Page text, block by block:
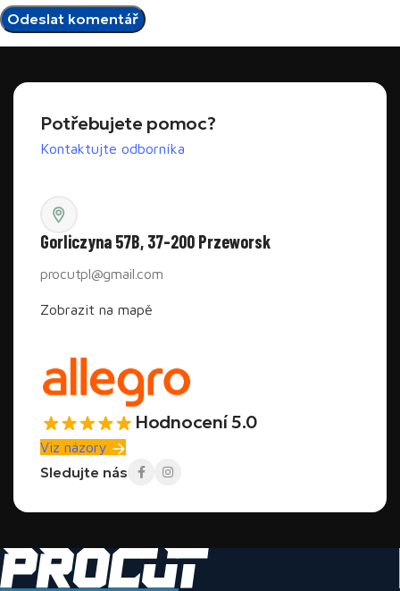
Potřebujete pomoc?
Kontaktujte odborníka
Gorliczyna 57B, 37-200 Przeworsk
procutpl@gmail.com
Zobrazit na mapě
Hodnocení 5.0
Viz názory
Sledujte nás